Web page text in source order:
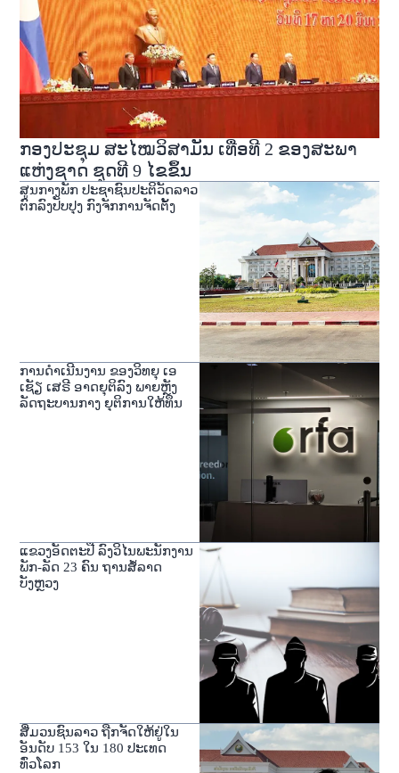
ກອງປະຊຸມ ສະໄໝວິສາມັນ ເທື່ອທີ 2 ຂອງສະພາ
ແຫ່ງຊາດ ຊຸດທີ 9 ໄຂຂຶ້ນ
ສູນກາງພັກ ປະຊາຊົນປະຕິວັດລາວ
ຕົກລົງປັບປຸງ ກົງຈັກການຈັດຕັ້ງ
ການດໍາເນີນງານ ຂອງວິທຍຸ ເອ
ເຊັຽ ເສຣີ ອາດຍຸຕິລົງ ພາຍຫຼັງ
ລັດຖະບານກາງ ຍຸຕິການໃຫ້ທຶນ
ແຂວງອັດຕະປື ລົງວິໄນພະນັກງານ
ພັກ-ລັດ 23 ຄົນ ຖານສໍ້ລາດ
ບັງຫຼວງ
ສື່ມວນຊົນລາວ ຖືກຈັດໃຫ້ຢູ່ໃນ
ອັນດັບ 153 ໃນ 180 ປະເທດ
ທົ່ວໂລກ